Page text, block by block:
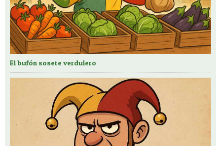
El bufón sosete verdulero